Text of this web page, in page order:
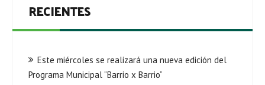
RECIENTES
Este miércoles se realizará una nueva edición del
Programa Municipal “Barrio x Barrio”